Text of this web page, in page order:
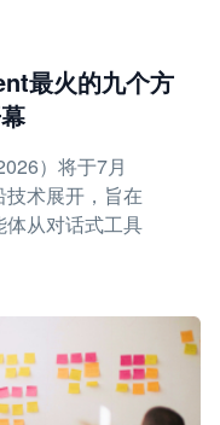
最火的九个方
）将于7月
术展开，旨在
从对话式工具